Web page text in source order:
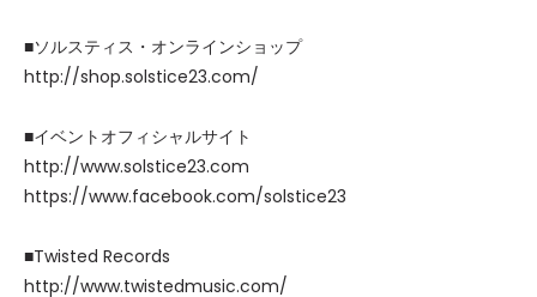
■ソルスティス・オンラインショップ
http://shop.solstice23.com/
■イベントオフィシャルサイト
http://www.solstice23.com
https://www.facebook.com/solstice23
■Twisted Records
http://www.twistedmusic.com/